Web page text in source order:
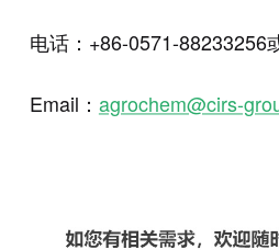
电话：+86-0571-88233256
Email： agrochem@cirs-